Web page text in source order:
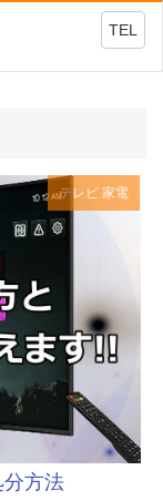
TEL
テレビ 家電
方法